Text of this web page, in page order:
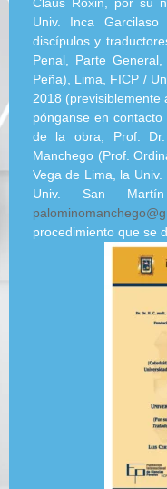
Univ. Inca
discípulos y
Penal, Parte
Peña), Lima, FICP /
2018 (previsiblemente
pónganse en
de la obra, Prof.
Manchego (Prof.
Vega de Lima, la
Univ. San
procedimiento que se